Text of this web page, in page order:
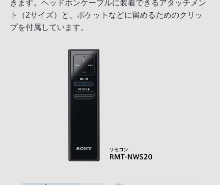
きます。ヘッドホンケーブルに装着できるアタッチメン
ト（2サイズ）と、ポケットなどに留めるためのクリッ
プを付属しています。